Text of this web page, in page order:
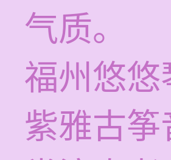
气质。
福州悠
紫雅古